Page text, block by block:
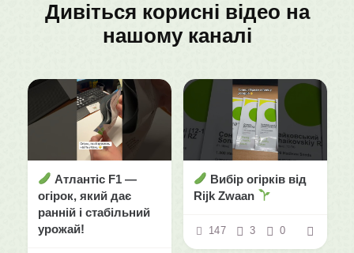
Дивіться корисні відео на
нашому каналі
Атлантіс F1 —
огірок, який дає
ранній і стабільний
урожай!
Вибір огірків від
Rijk Zwaan
147 3 0